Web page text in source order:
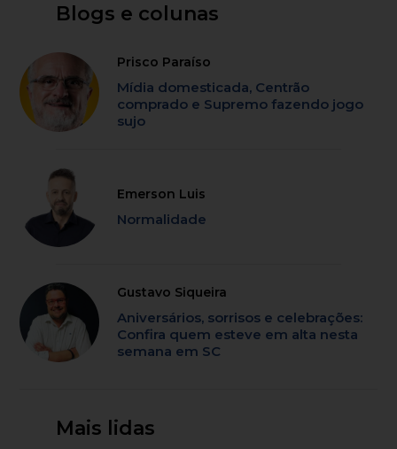
Blogs e colunas
Prisco Paraíso
Mídia domesticada, Centrão
comprado e Supremo fazendo jogo
sujo
Emerson Luis
Normalidade
Gustavo Siqueira
Aniversários, sorrisos e celebrações:
Confira quem esteve em alta nesta
semana em SC
Mais lidas